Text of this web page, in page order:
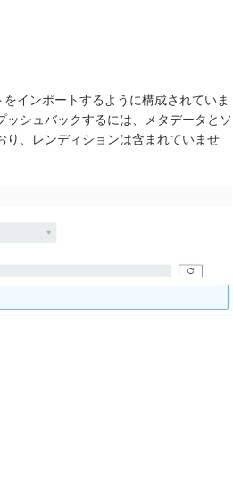
インポートするように構成されていま
シュバックするには、メタデータとソ
、レンディションは含まれていませ